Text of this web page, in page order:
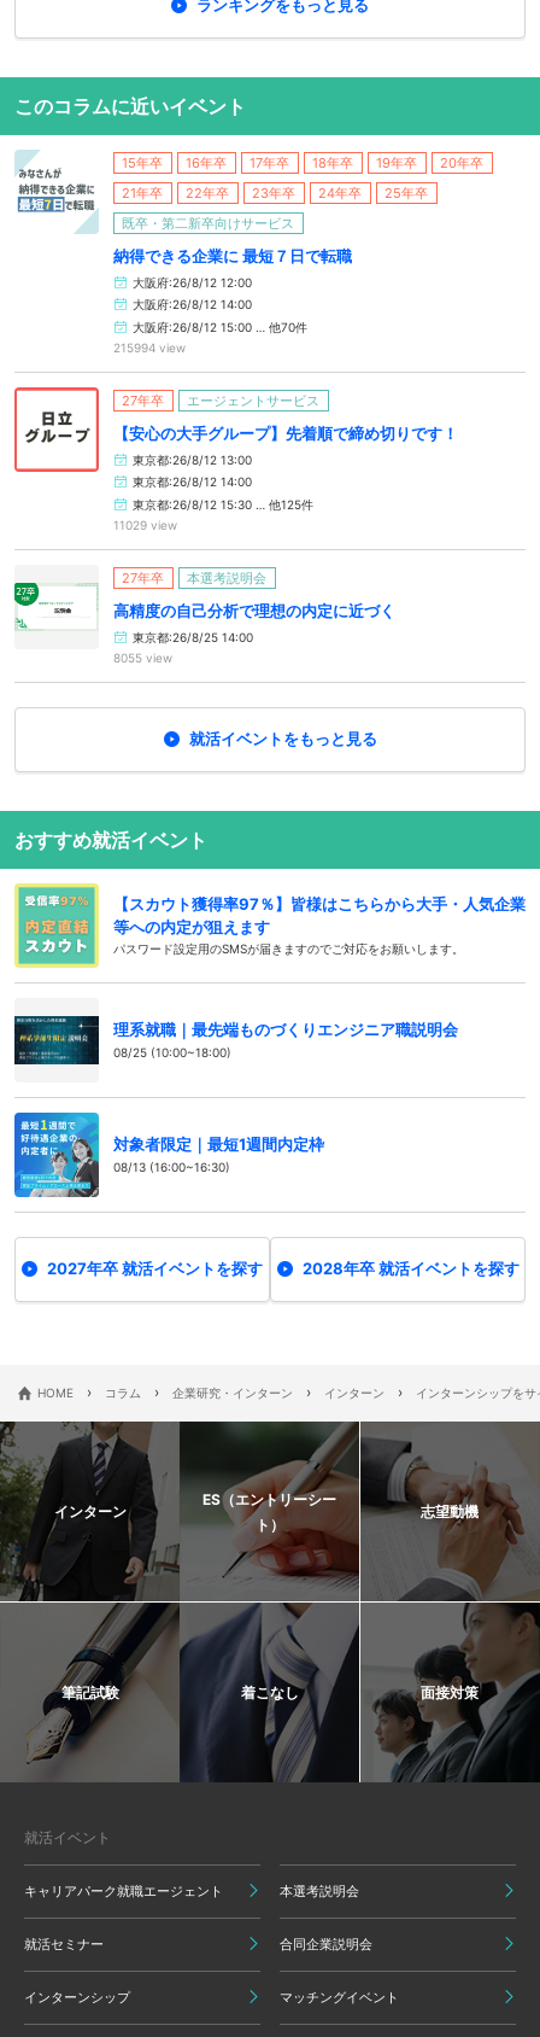
ランキングをもっと見る
このコラムに近いイベント
15年卒 16年卒 17年卒 18年卒 19年卒
20年卒
21年卒
22年卒 23年卒 24年卒
25年卒
既卒・第二新卒向けサービス
納得できる企業に 最短７日で転職
大阪府:26/8/12 12:00
大阪府:26/8/12 14:00
大阪府:26/8/12 15:00 … 他70件
215994 view
27年卒 エージェントサービス
【安心の大手グループ】先着順で締め切りです！
東京都:26/8/12 13:00
東京都:26/8/12 14:00
東京都:26/8/12 15:30 … 他125件
11029 view
27年卒 本選考説明会
高精度の自己分析で理想の内定に近づく
東京都:26/8/25 14:00
8055 view
就活イベントをもっと見る
おすすめ就活イベント
【スカウト獲得率97％】皆様はこちらから大手・人気企業
等への内定が狙えます
パスワード設定用のSMSが届きますのでご対応をお願いします。
理系就職｜最先端ものづくりエンジニア職説明会
08/25 (10:00~18:00)
対象者限定｜最短1週間内定枠
08/13 (16:00~16:30)
2027年卒 就活イベントを探す 2028年卒 就活イベントを探す
HOME › コラム › 企業研究・インターン › インターン › インターンシップを
インターン
ES（エントリーシー
ト）
志望動機
筆記試験 着こなし 面接対策
就活イベント
キャリアパーク就職エージェント 本選考説明会
就活セミナー 合同企業説明会
インターンシップ マッチングイベント